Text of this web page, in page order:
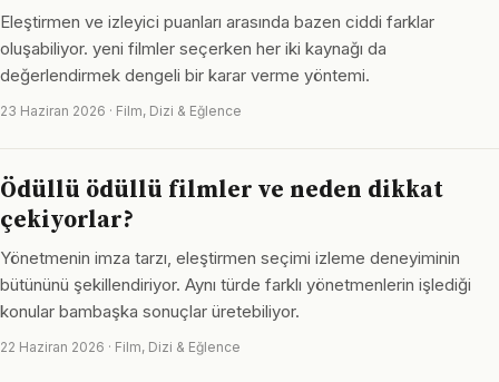
Eleştirmen ve izleyici puanları arasında bazen ciddi farklar
oluşabiliyor. yeni filmler seçerken her iki kaynağı da
değerlendirmek dengeli bir karar verme yöntemi.
23 Haziran 2026 · Film, Dizi & Eğlence
Ödüllü ödüllü filmler ve neden dikkat
çekiyorlar?
Yönetmenin imza tarzı, eleştirmen seçimi izleme deneyiminin
bütününü şekillendiriyor. Aynı türde farklı yönetmenlerin işlediği
konular bambaşka sonuçlar üretebiliyor.
22 Haziran 2026 · Film, Dizi & Eğlence